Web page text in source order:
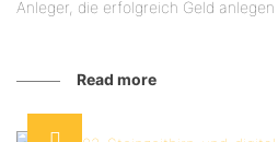
Anleger, die erfolgreich Geld anlegen
Read more